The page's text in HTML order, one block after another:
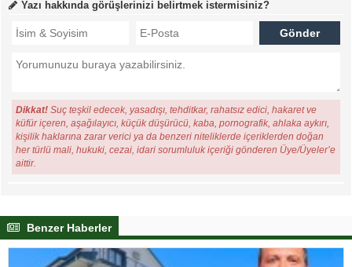
Yazı hakkında görüşlerinizi belirtmek istermisiniz?
Dikkat! Suç teşkil edecek, yasadışı, tehditkar, rahatsız edici, hakaret ve
küfür içeren, aşağılayıcı, küçük düşürücü, kaba, pornografik, ahlaka aykırı,
kişilik haklarına zarar verici ya da benzeri niteliklerde içeriklerden doğan
her türlü mali, hukuki, cezai, idari sorumluluk içeriği gönderen Üye/Üyeler’e
aittir.
Benzer Haberler